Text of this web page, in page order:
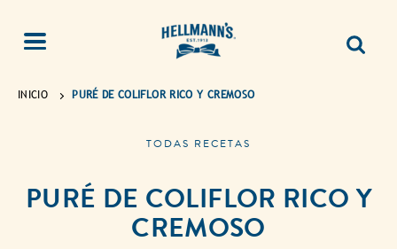
INICIO PURÉ DE COLIFLOR RICO Y CREMOSO
TODAS RECETAS
PURÉ DE COLIFLOR RICO Y
CREMOSO